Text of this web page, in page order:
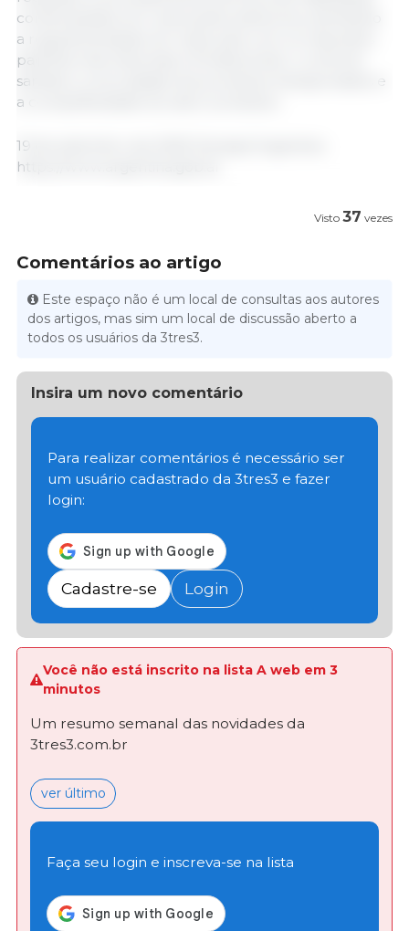
contemplados em resoluções anteriores, alinhando
a regulamentação do nosso país com os mais altos
padrões internacionais e fortalecendo o controle
sanitário, a inocuidade dos produtos transportados e
a competitividade do setor produtivo.
19 de setembro de 2025/ Senasa/ Argentina
https://www.argentina.gob.ar
Visto 37 vezes
Comentários ao artigo
Este espaço não é um local de consultas aos autores
dos artigos, mas sim um local de discussão aberto a
todos os usuários da 3tres3.
Insira um novo comentário
Para realizar comentários é necessário ser
um usuário cadastrado da 3tres3 e fazer
login:
Cadastre-se Login
Você não está inscrito na lista A web em 3
minutos
Um resumo semanal das novidades da
3tres3.com.br
ver último
Faça seu login e inscreva-se na lista